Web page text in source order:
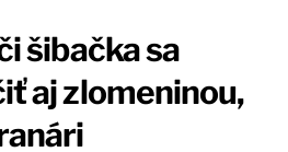
šibačka sa
aj zlomeninou,